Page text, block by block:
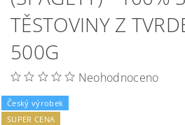
TĚSTOVINY Z
500G
Neohodnoceno
Český výrobek
SUPER CENA